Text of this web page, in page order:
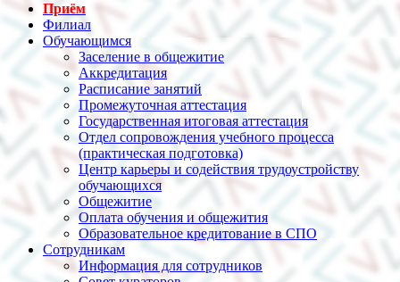
Приём
Филиал
Обучающимся
Заселение в общежитие
Аккредитация
Расписание занятий
Промежуточная аттестация
Государственная итоговая аттестация
Отдел сопровождения учебного процесса
(практическая подготовка)
Центр карьеры и содействия трудоустройству
обучающихся
Общежитие
Оплата обучения и общежития
Образовательное кредитование в СПО
Сотрудникам
Информация для сотрудников